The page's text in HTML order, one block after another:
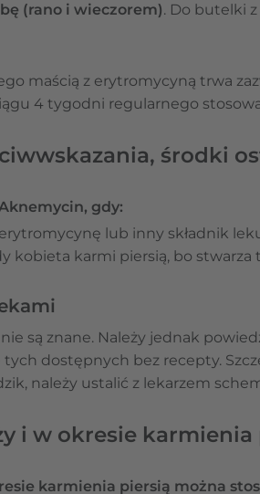
(rano i wieczorem). Do butelki
maścią z erytromycyną trwa
4 tygodni regularnego
środki
gdy:
lub inny składnik
kobieta karmi piersią, bo
są znane. Należy jednak
dostępnych bez recepty.
należy ustalić z lekarzem
i w okresie karmienia
karmienia piersią można